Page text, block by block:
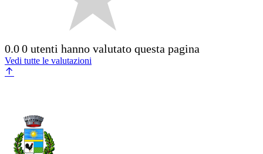
0.00 utenti hanno valutato questa pagina
Vedi tutte le valutazioni